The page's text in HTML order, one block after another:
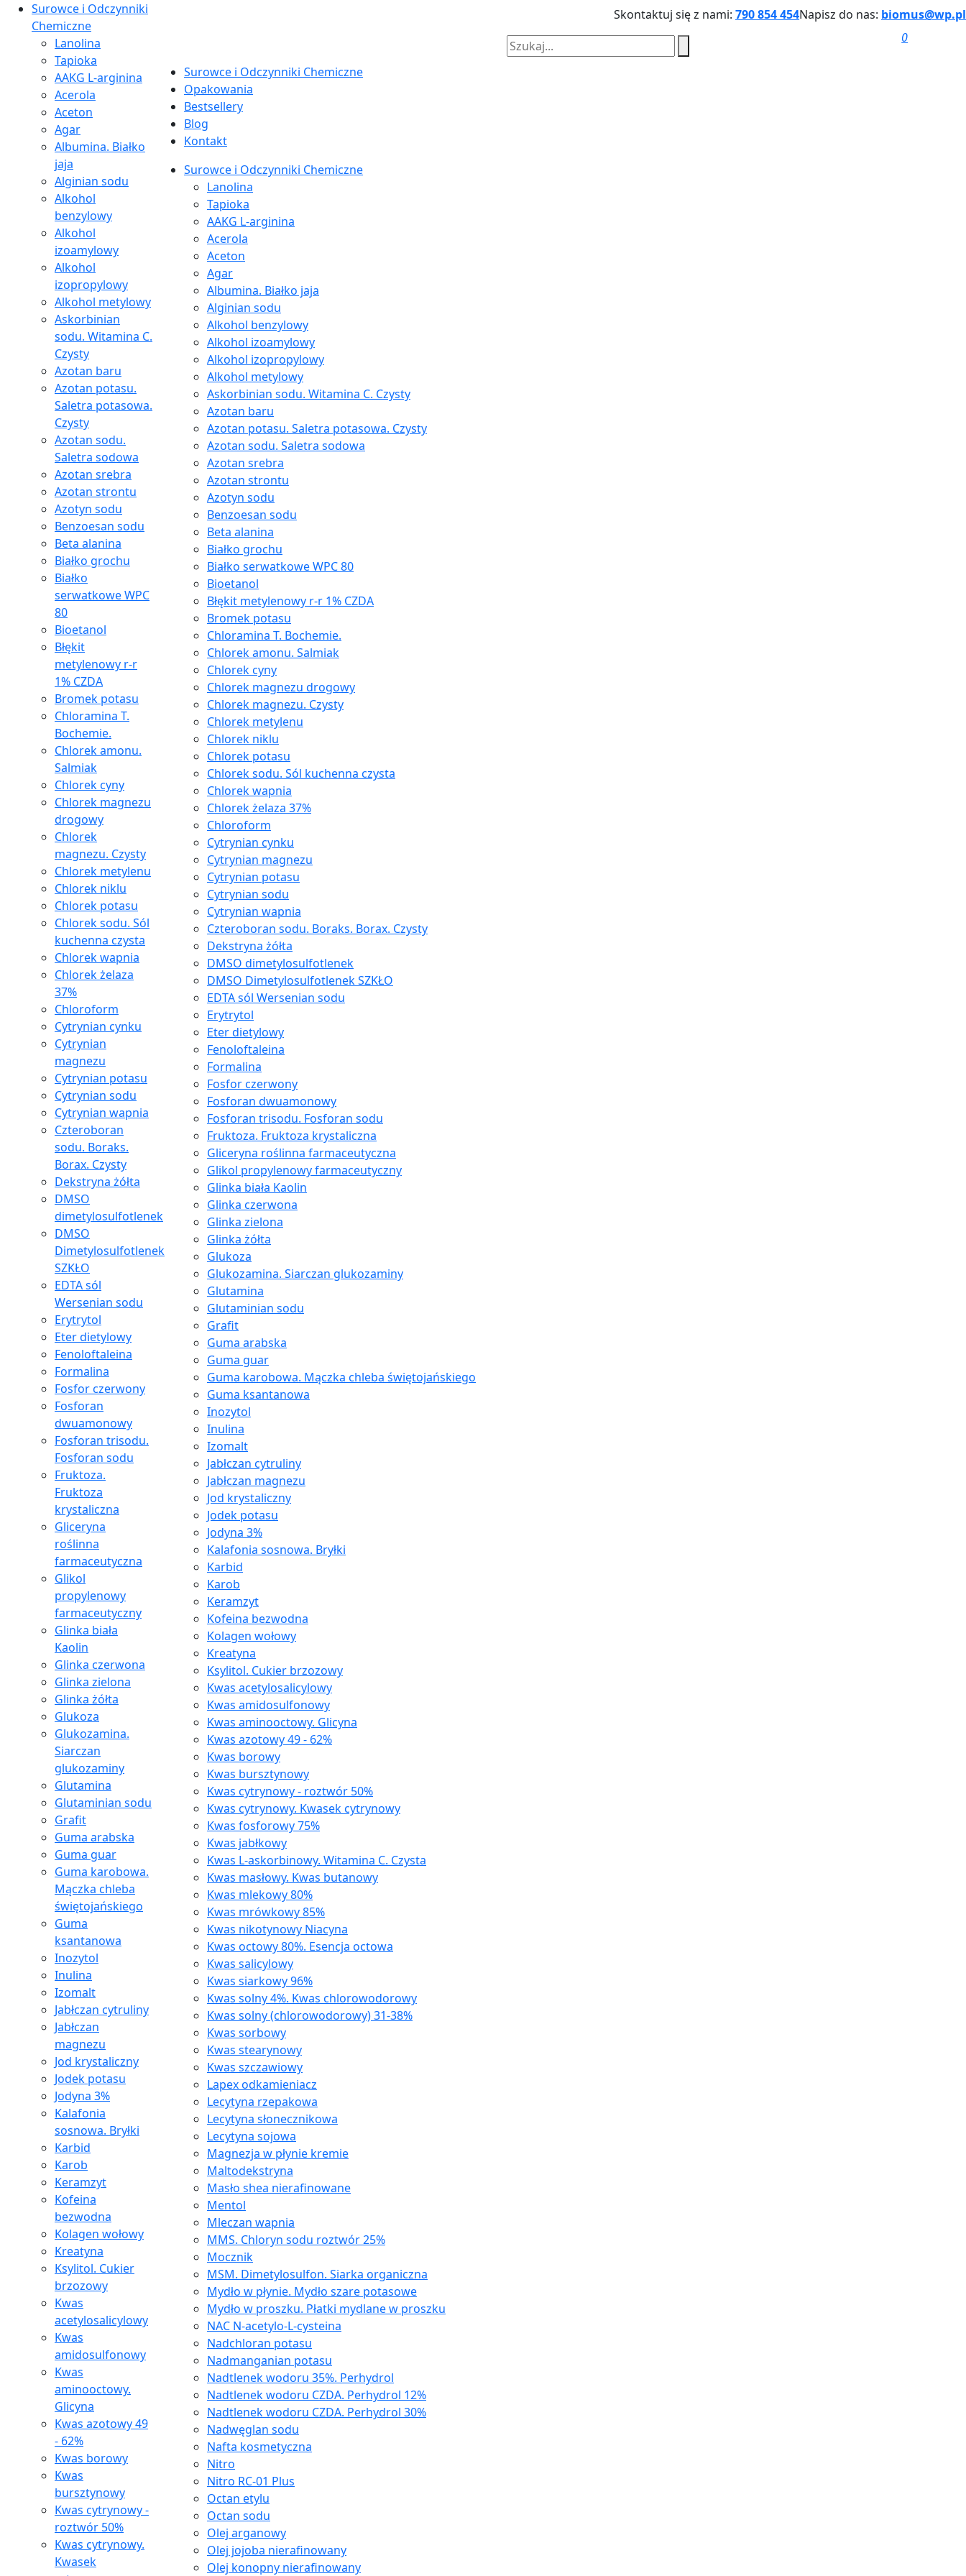
Surowce i Odczynniki
Chemiczne
Lanolina
Tapioka
AAKG L-arginina
Acerola
Aceton
Agar
Albumina. Białko
jaja
Alginian sodu
Alkohol
benzylowy
Alkohol
izoamylowy
Alkohol
izopropylowy
Alkohol metylowy
Askorbinian
sodu. Witamina C.
Czysty
Azotan baru
Azotan potasu.
Saletra potasowa.
Czysty
Azotan sodu.
Saletra sodowa
Azotan srebra
Azotan strontu
Azotyn sodu
Benzoesan sodu
Beta alanina
Białko grochu
Białko
serwatkowe WPC
80
Bioetanol
Błękit
metylenowy r-r
1% CZDA
Bromek potasu
Chloramina T.
Bochemie.
Chlorek amonu.
Salmiak
Chlorek cyny
Chlorek magnezu
drogowy
Chlorek
magnezu. Czysty
Chlorek metylenu
Chlorek niklu
Chlorek potasu
Chlorek sodu. Sól
kuchenna czysta
Chlorek wapnia
Chlorek żelaza
37%
Chloroform
Cytrynian cynku
Cytrynian
magnezu
Cytrynian potasu
Cytrynian sodu
Cytrynian wapnia
Czteroboran
sodu. Boraks.
Borax. Czysty
Dekstryna żółta
DMSO
dimetylosulfotlenek
DMSO
Dimetylosulfotlenek
SZKŁO
EDTA sól
Wersenian sodu
Erytrytol
Eter dietylowy
Fenoloftaleina
Formalina
Fosfor czerwony
Fosforan
dwuamonowy
Fosforan trisodu.
Fosforan sodu
Fruktoza.
Fruktoza
krystaliczna
Gliceryna
roślinna
farmaceutyczna
Glikol
propylenowy
farmaceutyczny
Glinka biała
Kaolin
Glinka czerwona
Glinka zielona
Glinka żółta
Glukoza
Glukozamina.
Siarczan
glukozaminy
Glutamina
Glutaminian sodu
Grafit
Guma arabska
Guma guar
Guma karobowa.
Mączka chleba
świętojańskiego
Guma
ksantanowa
Inozytol
Inulina
Izomalt
Jabłczan cytruliny
Jabłczan
magnezu
Jod krystaliczny
Jodek potasu
Jodyna 3%
Kalafonia
sosnowa. Bryłki
Karbid
Karob
Keramzyt
Kofeina
bezwodna
Kolagen wołowy
Kreatyna
Ksylitol. Cukier
brzozowy
Kwas
acetylosalicylowy
Kwas
amidosulfonowy
Kwas
aminooctowy.
Glicyna
Kwas azotowy 49
- 62%
Kwas borowy
Kwas
bursztynowy
Kwas cytrynowy -
roztwór 50%
Kwas cytrynowy.
Kwasek
Skontaktuj się z nami: 790 854 454Napisz do nas: biomus@wp.pl
0
Surowce i Odczynniki Chemiczne
Opakowania
Bestsellery
Blog
Kontakt
Surowce i Odczynniki Chemiczne
Lanolina
Tapioka
AAKG L-arginina
Acerola
Aceton
Agar
Albumina. Białko jaja
Alginian sodu
Alkohol benzylowy
Alkohol izoamylowy
Alkohol izopropylowy
Alkohol metylowy
Askorbinian sodu. Witamina C. Czysty
Azotan baru
Azotan potasu. Saletra potasowa. Czysty
Azotan sodu. Saletra sodowa
Azotan srebra
Azotan strontu
Azotyn sodu
Benzoesan sodu
Beta alanina
Białko grochu
Białko serwatkowe WPC 80
Bioetanol
Błękit metylenowy r-r 1% CZDA
Bromek potasu
Chloramina T. Bochemie.
Chlorek amonu. Salmiak
Chlorek cyny
Chlorek magnezu drogowy
Chlorek magnezu. Czysty
Chlorek metylenu
Chlorek niklu
Chlorek potasu
Chlorek sodu. Sól kuchenna czysta
Chlorek wapnia
Chlorek żelaza 37%
Chloroform
Cytrynian cynku
Cytrynian magnezu
Cytrynian potasu
Cytrynian sodu
Cytrynian wapnia
Czteroboran sodu. Boraks. Borax. Czysty
Dekstryna żółta
DMSO dimetylosulfotlenek
DMSO Dimetylosulfotlenek SZKŁO
EDTA sól Wersenian sodu
Erytrytol
Eter dietylowy
Fenoloftaleina
Formalina
Fosfor czerwony
Fosforan dwuamonowy
Fosforan trisodu. Fosforan sodu
Fruktoza. Fruktoza krystaliczna
Gliceryna roślinna farmaceutyczna
Glikol propylenowy farmaceutyczny
Glinka biała Kaolin
Glinka czerwona
Glinka zielona
Glinka żółta
Glukoza
Glukozamina. Siarczan glukozaminy
Glutamina
Glutaminian sodu
Grafit
Guma arabska
Guma guar
Guma karobowa. Mączka chleba świętojańskiego
Guma ksantanowa
Inozytol
Inulina
Izomalt
Jabłczan cytruliny
Jabłczan magnezu
Jod krystaliczny
Jodek potasu
Jodyna 3%
Kalafonia sosnowa. Bryłki
Karbid
Karob
Keramzyt
Kofeina bezwodna
Kolagen wołowy
Kreatyna
Ksylitol. Cukier brzozowy
Kwas acetylosalicylowy
Kwas amidosulfonowy
Kwas aminooctowy. Glicyna
Kwas azotowy 49 - 62%
Kwas borowy
Kwas bursztynowy
Kwas cytrynowy - roztwór 50%
Kwas cytrynowy. Kwasek cytrynowy
Kwas fosforowy 75%
Kwas jabłkowy
Kwas L-askorbinowy. Witamina C. Czysta
Kwas masłowy. Kwas butanowy
Kwas mlekowy 80%
Kwas mrówkowy 85%
Kwas nikotynowy Niacyna
Kwas octowy 80%. Esencja octowa
Kwas salicylowy
Kwas siarkowy 96%
Kwas solny 4%. Kwas chlorowodorowy
Kwas solny (chlorowodorowy) 31-38%
Kwas sorbowy
Kwas stearynowy
Kwas szczawiowy
Lapex odkamieniacz
Lecytyna rzepakowa
Lecytyna słonecznikowa
Lecytyna sojowa
Magnezja w płynie kremie
Maltodekstryna
Masło shea nierafinowane
Mentol
Mleczan wapnia
MMS. Chloryn sodu roztwór 25%
Mocznik
MSM. Dimetylosulfon. Siarka organiczna
Mydło w płynie. Mydło szare potasowe
Mydło w proszku. Płatki mydlane w proszku
NAC N-acetylo-L-cysteina
Nadchloran potasu
Nadmanganian potasu
Nadtlenek wodoru 35%. Perhydrol
Nadtlenek wodoru CZDA. Perhydrol 12%
Nadtlenek wodoru CZDA. Perhydrol 30%
Nadwęglan sodu
Nafta kosmetyczna
Nitro
Nitro RC-01 Plus
Octan etylu
Octan sodu
Olej arganowy
Olej jojoba nierafinowany
Olej konopny nierafinowany